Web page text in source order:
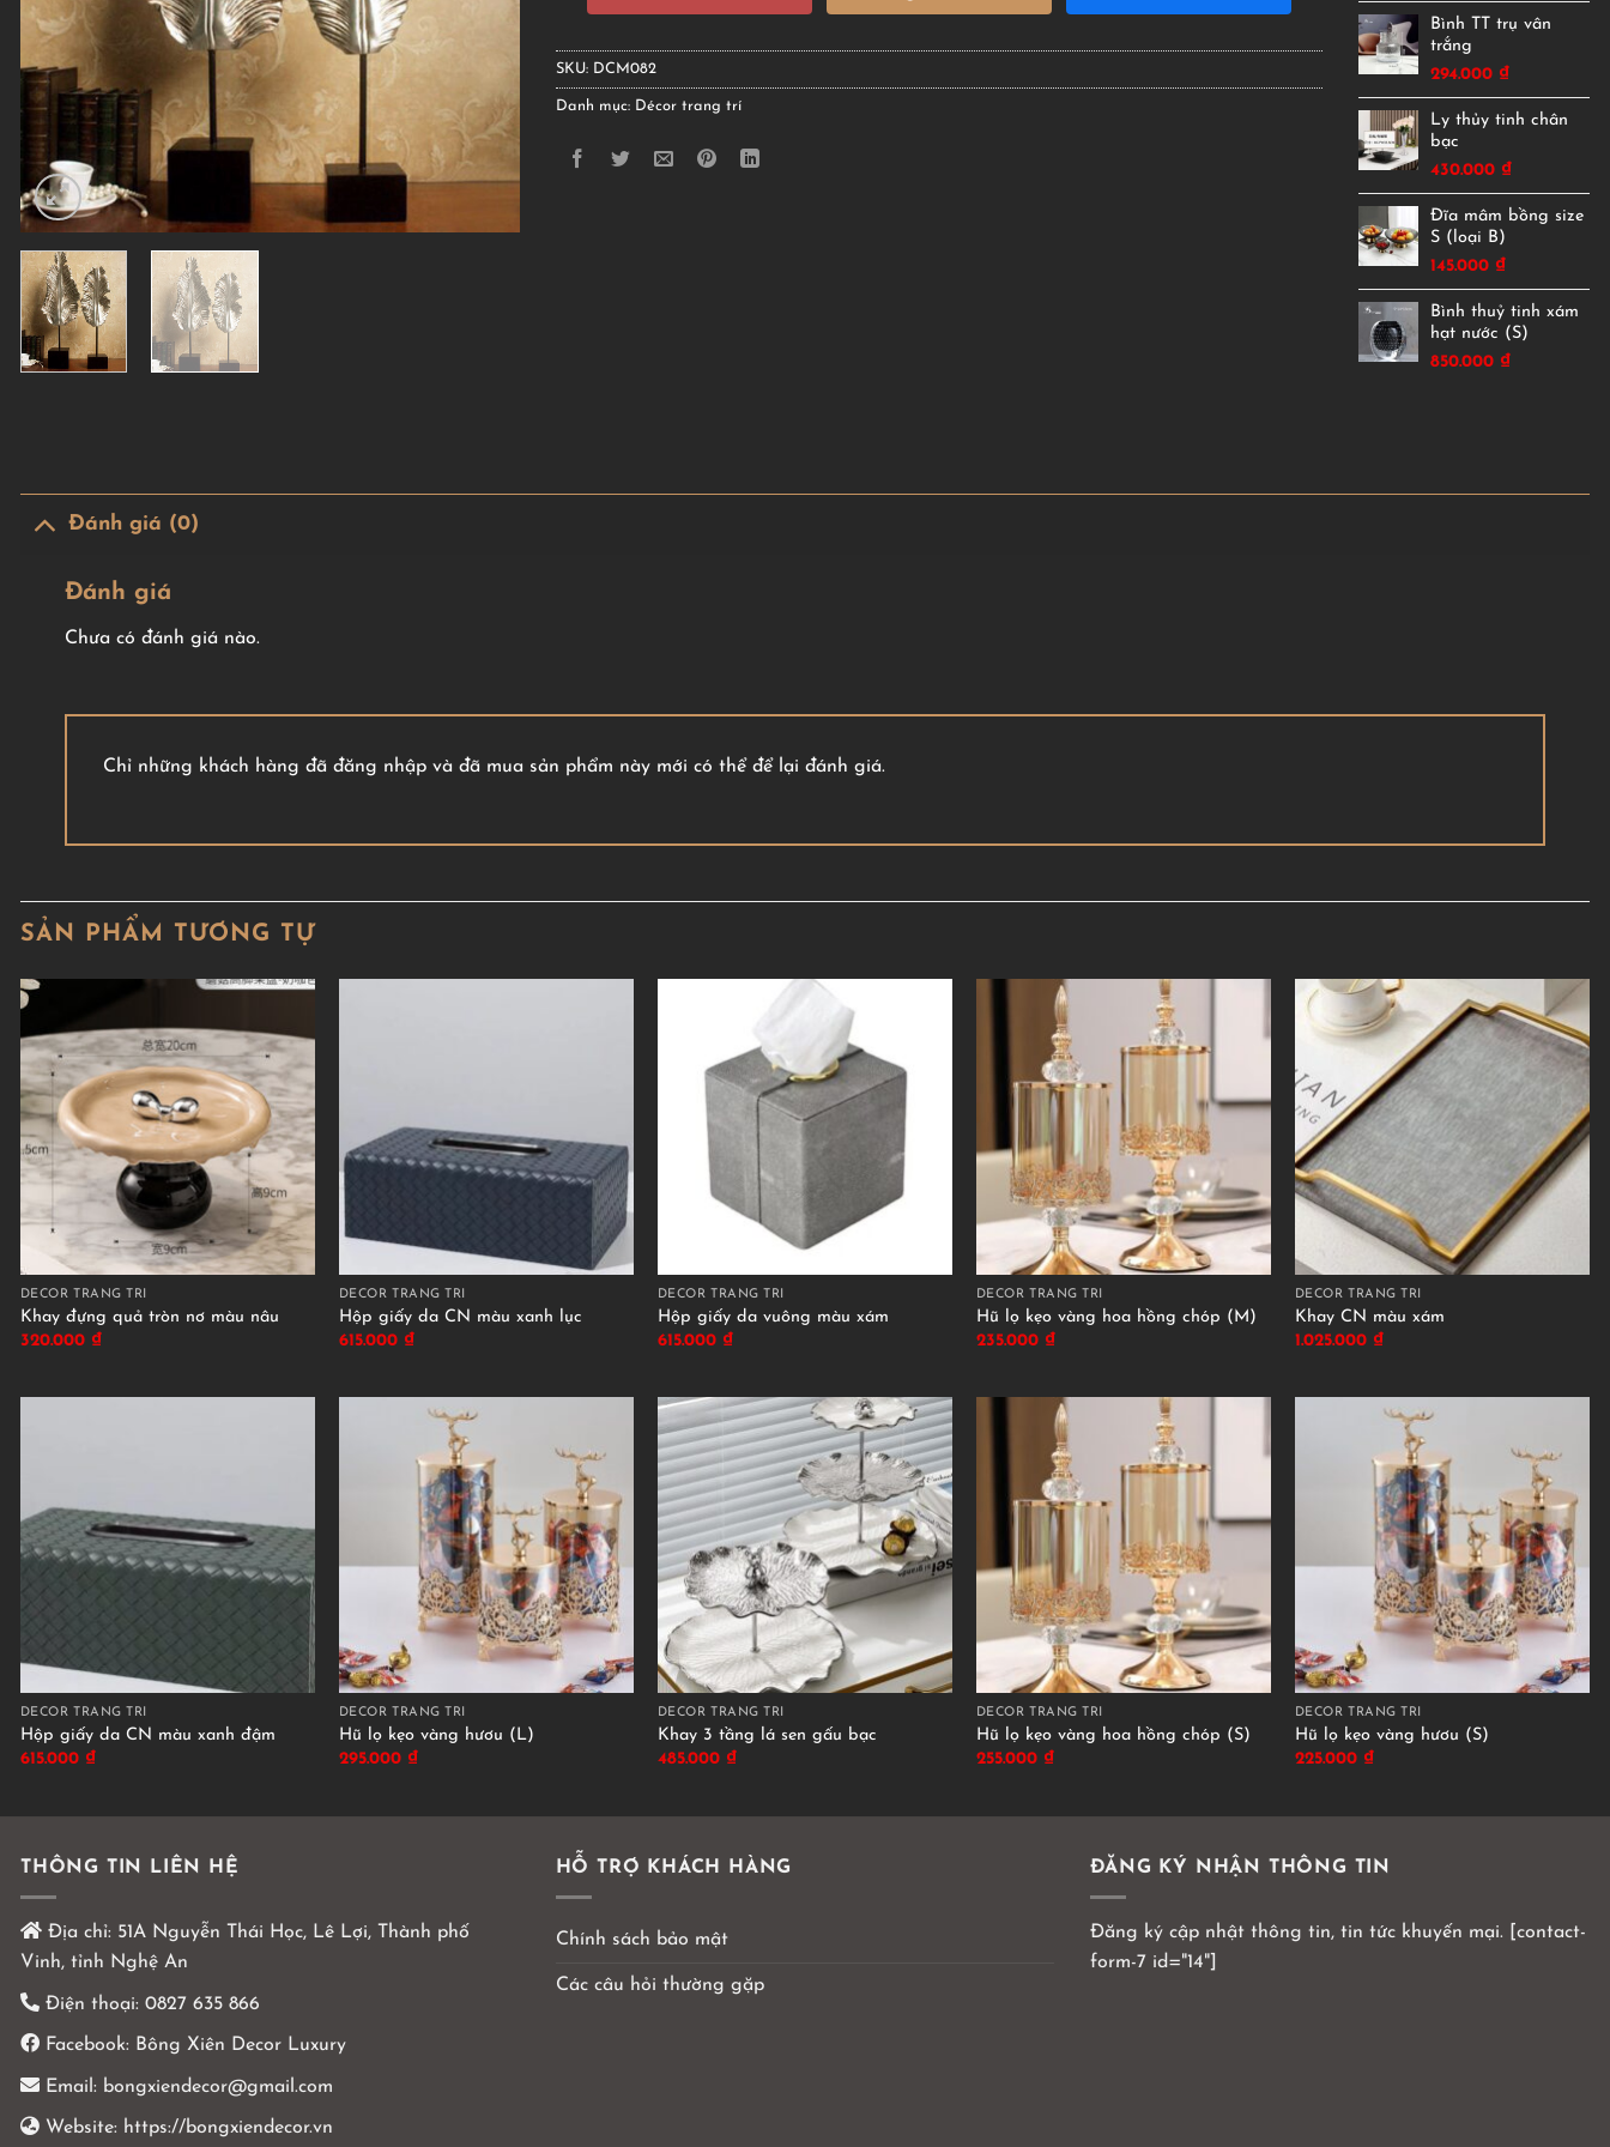
SKU: DCM082
Danh mục: Décor trang trí
Bình TT trụ vân
trắng
294.000 ₫
Ly thủy tinh chân
bạc
430.000 ₫
Đĩa mâm bồng size
S (loại B)
145.000 ₫
Bình thuỷ tinh xám
hạt nước (S)
850.000 ₫
Đánh giá (0)
Đánh giá
Chưa có đánh giá nào.
Chỉ những khách hàng đã đăng nhập và đã mua sản phẩm này mới có thể để lại đánh giá.
SẢN PHẨM TƯƠNG TỰ
DÉCOR TRANG TRÍ
Khay đựng quả tròn nơ màu nâu
320.000 ₫
DÉCOR TRANG TRÍ
Hộp giấy da CN màu xanh lục
615.000 ₫
DÉCOR TRANG TRÍ
Hộp giấy da vuông màu xám
615.000 ₫
DÉCOR TRANG TRÍ
Hũ lọ kẹo vàng hoa hồng chóp (M)
235.000 ₫
DÉCOR TRANG TRÍ
Khay CN màu xám
1.025.000 ₫
DÉCOR TRANG TRÍ
Hộp giấy da CN màu xanh đậm
615.000 ₫
DÉCOR TRANG TRÍ
Hũ lọ kẹo vàng hươu (L)
295.000 ₫
DÉCOR TRANG TRÍ
Khay 3 tầng lá sen gấu bạc
485.000 ₫
DÉCOR TRANG TRÍ
Hũ lọ kẹo vàng hoa hồng chóp (S)
255.000 ₫
DÉCOR TRANG TRÍ
Hũ lọ kẹo vàng hươu (S)
225.000 ₫
THÔNG TIN LIÊN HỆ
Địa chỉ: 51A Nguyễn Thái Học, Lê Lợi, Thành phố
Vinh, tỉnh Nghệ An
Điện thoại: 0827 635 866
Facebook: Bông Xiên Decor Luxury
Email: bongxiendecor@gmail.com
Website: https://bongxiendecor.vn
HỖ TRỢ KHÁCH HÀNG
Chính sách bảo mật
Các câu hỏi thường gặp
ĐĂNG KÝ NHẬN THÔNG TIN
Đăng ký cập nhật thông tin, tin tức khuyến mại. [contact-
form-7 id="14"]